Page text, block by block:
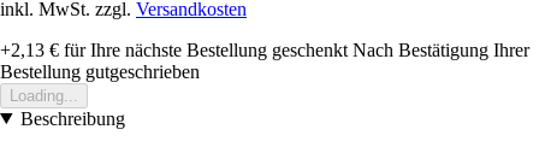
inkl. MwSt. zzgl. Versandkosten
+2,13 € für Ihre nächste Bestellung geschenkt Nach Bestätigung Ihrer
Bestellung gutgeschrieben
Loading...
Beschreibung